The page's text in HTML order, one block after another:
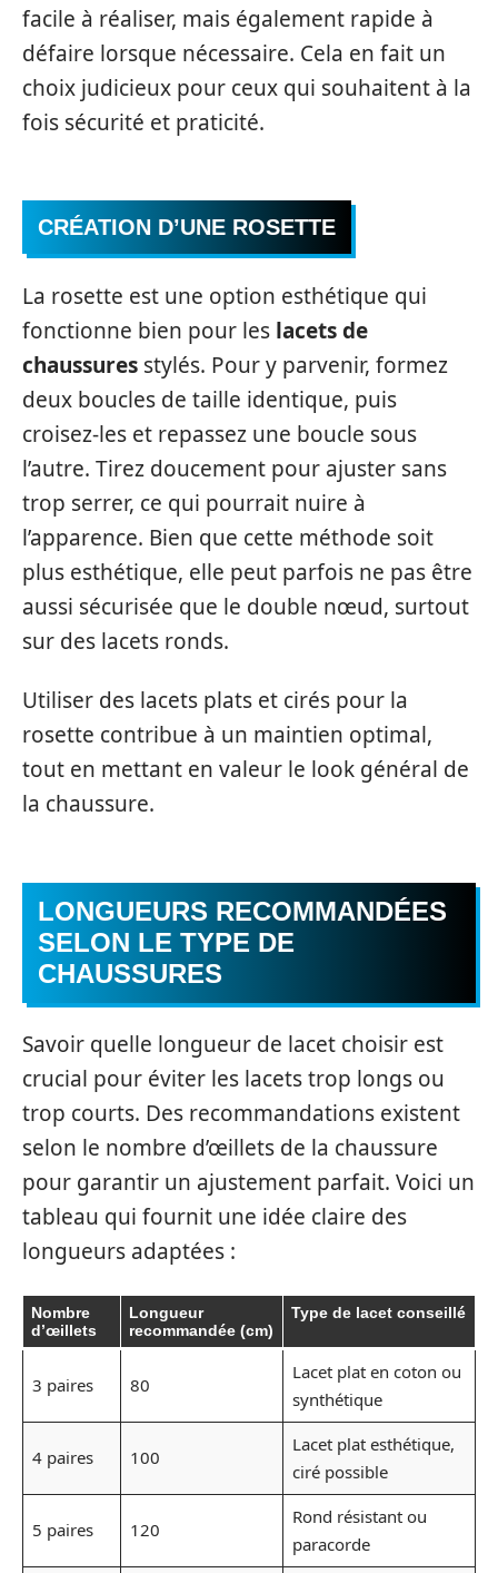
facile à réaliser, mais également rapide à
défaire lorsque nécessaire. Cela en fait un
choix judicieux pour ceux qui souhaitent à la
fois sécurité et praticité.
CRÉATION D’UNE ROSETTE
La rosette est une option esthétique qui
fonctionne bien pour les lacets de
chaussures stylés. Pour y parvenir, formez
deux boucles de taille identique, puis
croisez-les et repassez une boucle sous
l’autre. Tirez doucement pour ajuster sans
trop serrer, ce qui pourrait nuire à
l’apparence. Bien que cette méthode soit
plus esthétique, elle peut parfois ne pas être
aussi sécurisée que le double nœud, surtout
sur des lacets ronds.
Utiliser des lacets plats et cirés pour la
rosette contribue à un maintien optimal,
tout en mettant en valeur le look général de
la chaussure.
LONGUEURS RECOMMANDÉES
SELON LE TYPE DE
CHAUSSURES
Savoir quelle longueur de lacet choisir est
crucial pour éviter les lacets trop longs ou
trop courts. Des recommandations existent
selon le nombre d’œillets de la chaussure
pour garantir un ajustement parfait. Voici un
tableau qui fournit une idée claire des
longueurs adaptées :
Nombre
d’œillets
Longueur
recommandée (cm)
Type de lacet conseillé
3 paires 80
Lacet plat en coton ou
synthétique
4 paires 100
Lacet plat esthétique,
ciré possible
5 paires 120
Rond résistant ou
paracorde